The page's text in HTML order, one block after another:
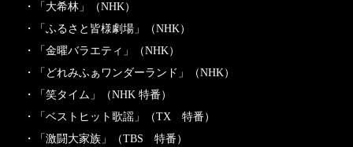
・「大希林」（NHK）
・「ふるさと皆様劇場」（NHK）
・「金曜バラエティ」（NHK）
・「どれみふぁワンダーランド」（NHK）
・「笑タイム」（NHK 特番）
・「ベストヒット歌謡」（TX 特番）
・「激闘大家族」（TBS 特番）